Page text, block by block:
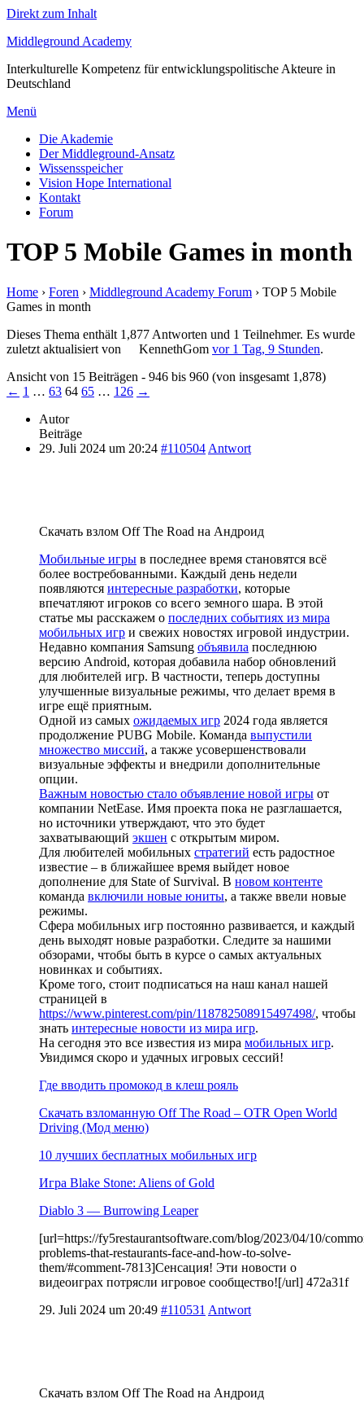
Direkt zum Inhalt
Middleground Academy
Interkulturelle Kompetenz für entwicklungspolitische Akteure in
Deutschland
Menü
Die Akademie
Der Middleground-Ansatz
Wissensspeicher
Vision Hope International
Kontakt
Forum
TOP 5 Mobile Games in month
Home › Foren › Middleground Academy Forum › TOP 5 Mobile
Games in month
Dieses Thema enthält 1,877 Antworten und 1 Teilnehmer. Es wurde
zuletzt aktualisiert von
KennethGom vor 1 Tag, 9 Stunden.
Ansicht von 15 Beiträgen - 946 bis 960 (von insgesamt 1,878)
← 1 … 63 64 65 … 126 →
Autor
Beiträge
29. Juli 2024 um 20:24 #110504 Antwort
Скачать взлом Off The Road на Андроид
Мобильные игры в последнее время становятся всё
более востребованными. Каждый день недели
появляются интересные разработки, которые
впечатляют игроков со всего земного шара. В этой
статье мы расскажем о последних событиях из мира
мобильных игр и свежих новостях игровой индустрии.
Недавно компания Samsung объявила последнюю
версию Android, которая добавила набор обновлений
для любителей игр. В частности, теперь доступны
улучшенные визуальные режимы, что делает время в
игре ещё приятным.
Одной из самых ожидаемых игр 2024 года является
продолжение PUBG Mobile. Команда выпустили
множество миссий, а также усовершенствовали
визуальные эффекты и внедрили дополнительные
опции.
Важным новостью стало объявление новой игры от
компании NetEase. Имя проекта пока не разглашается,
но источники утверждают, что это будет
захватывающий экшен с открытым миром.
Для любителей мобильных стратегий есть радостное
известие – в ближайшее время выйдет новое
дополнение для State of Survival. В новом контенте
команда включили новые юниты, а также ввели новые
режимы.
Сфера мобильных игр постоянно развивается, и каждый
день выходят новые разработки. Следите за нашими
обзорами, чтобы быть в курсе о самых актуальных
новинках и событиях.
Кроме того, стоит подписаться на наш канал нашей
страницей в
https://www.pinterest.com/pin/118782508915497498/, чтобы
знать интересные новости из мира игр.
На сегодня это все известия из мира мобильных игр.
Увидимся скоро и удачных игровых сессий!
Где вводить промокод в клеш рояль
Скачать взломанную Off The Road – OTR Open World
Driving (Мод меню)
10 лучших бесплатных мобильных игр
Игра Blake Stone: Aliens of Gold
Diablo 3 — Burrowing Leaper
[url=https://fy5restaurantsoftware.com/blog/2023/04/10/
problems-that-restaurants-face-and-how-to-solve-
them/#comment-7813]Сенсация! Эти новости о
видеоиграх потрясли игровое сообщество![/url] 472a31f
29. Juli 2024 um 20:49 #110531 Antwort
Скачать взлом Off The Road на Андроид